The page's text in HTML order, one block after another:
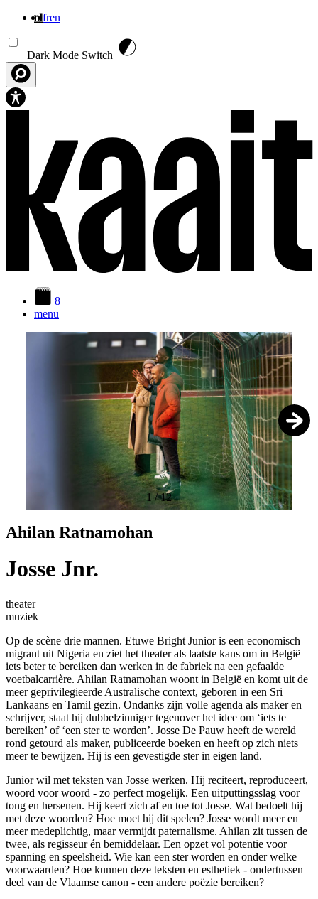
nlfren
Dark Mode Switch
8
menu
1 /12
Ahilan Ratnamohan
Josse Jnr.
theater
muziek
Op de scène drie mannen. Etuwe Bright Junior is een economisch
migrant uit Nigeria en ziet het theater als laatste kans om in België
iets beter te bereiken dan werken in de fabriek na een gefaalde
voetbalcarrière. Ahilan Ratnamohan woont in België en komt uit de
meer geprivilegieerde Australische context, geboren in een Sri
Lankaans en Tamil gezin. Ondanks zijn volle agenda als maker en
schrijver, staat hij dubbelzinniger tegenover het idee om ‘iets te
bereiken’ of ‘een ster te worden’. Josse De Pauw heeft de wereld
rond getourd als maker, publiceerde boeken en heeft op zich niets
meer te bewijzen. Hij is een gevestigde ster in eigen land.
Junior wil met teksten van Josse werken. Hij reciteert, reproduceert,
woord voor woord - zo perfect mogelijk. Een uitputtingsslag voor
tong en hersenen. Hij keert zich af en toe tot Josse. Wat bedoelt hij
met deze woorden? Hoe moet hij dit spelen? Josse wordt meer en
meer medeplichtig, maar vermijdt paternalisme. Ahilan zit tussen de
twee, als regisseur én bemiddelaar. Een opzet vol potentie voor
spanning en speelsheid. Wie kan een ster worden en onder welke
voorwaarden? Hoe kunnen deze teksten en esthetiek - ondertussen
deel van de Vlaamse canon - een andere poëzie bereiken?